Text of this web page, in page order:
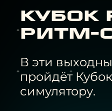
Кубок
ритм-
В эти
пройдёт
симулятору.